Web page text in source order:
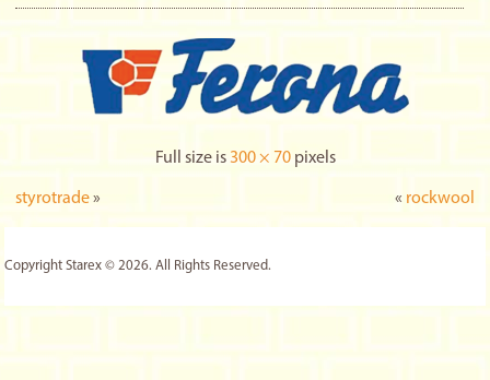
Full size is 300 × 70pixels
styrotrade» « rockwool
Copyright Starex © 2026. All Rights Reserved.